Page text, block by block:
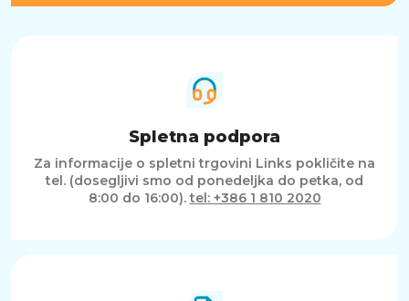
Spletna podpora
Za informacije o spletni trgovini Links pokličite na
tel. (dosegljivi smo od ponedeljka do petka, od
8:00 do 16:00).tel: +386 1 810 2020